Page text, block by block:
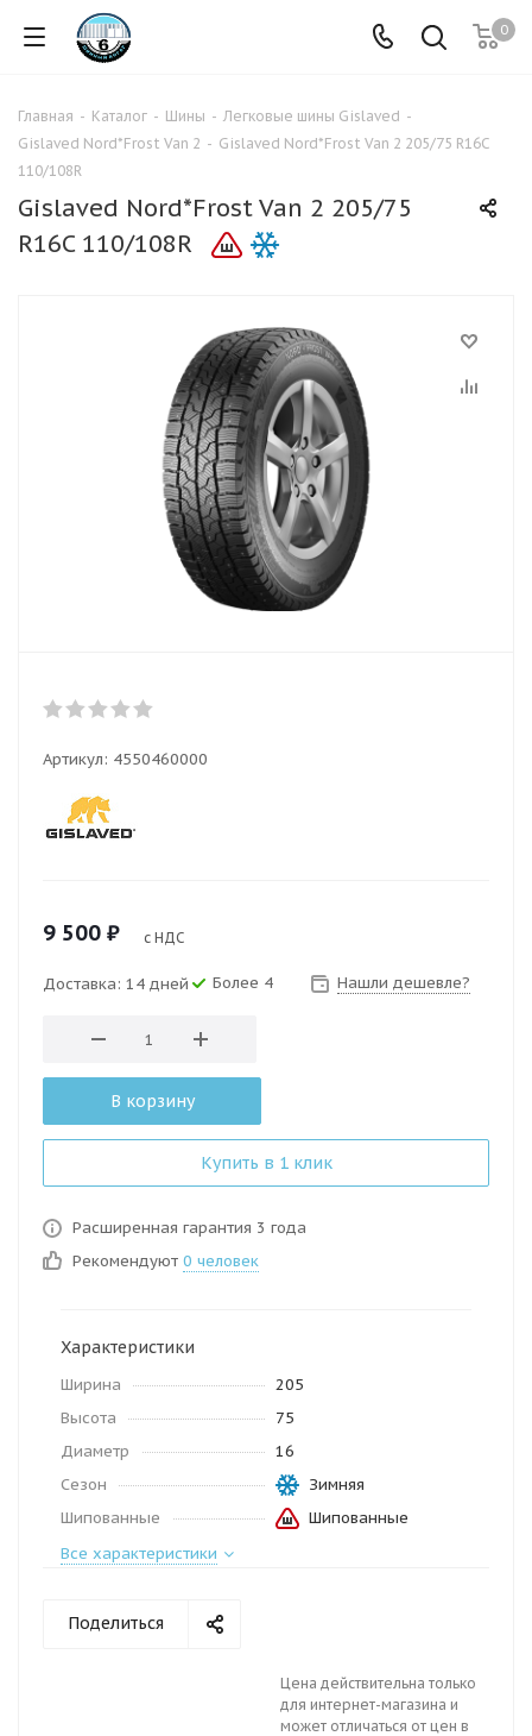
0
Главная - Каталог - Шины - Легковые шины Gislaved -
Gislaved Nord*Frost Van 2 - Gislaved Nord*Frost Van 2 205/75 R16C
110/108R
Gislaved Nord*Frost Van 2 205/75
R16C 110/108R
Артикул: 4550460000
9 500 ₽ с НДС
Доставка: 14 дней Более 4 Нашли дешевле?
В корзину
Купить в 1 клик
Расширенная гарантия 3 года
Рекомендуют 0 человек
Характеристики
Ширина
205
Высота
75
Диаметр
16
Сезон
Зимняя
Шипованные
Шипованные
Все характеристики
Поделиться
Цена действительна только
для интернет-магазина и
может отличаться от цен в